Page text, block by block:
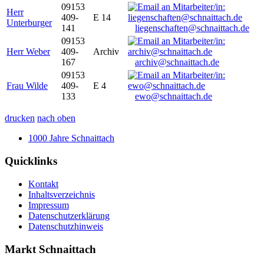
Herr
Unterburger
09153
409-
141
E 14
liegenschaften@schnaittach.de
Herr Weber
09153
409-
167
Archiv
archiv@schnaittach.de
Frau Wilde
09153
409-
133
E 4
ewo@schnaittach.de
drucken nach oben
1000 Jahre Schnaittach
Quicklinks
Kontakt
Inhaltsverzeichnis
Impressum
Datenschutzerklärung
Datenschutzhinweis
Markt Schnaittach